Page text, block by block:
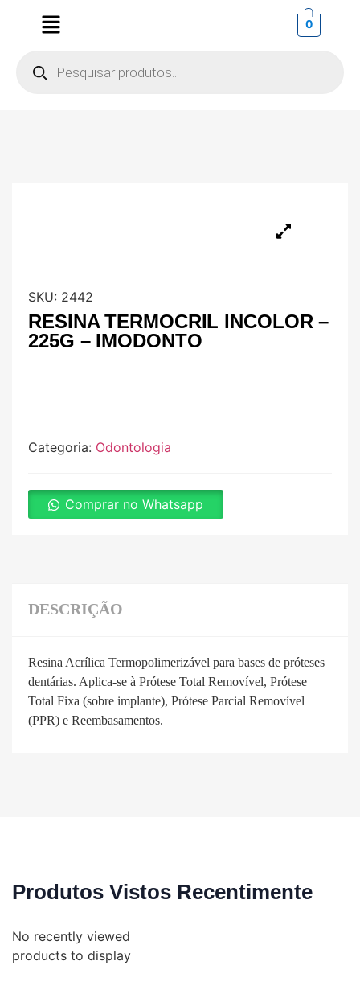
0
SKU: 2442
RESINA TERMOCRIL INCOLOR –
225G – IMODONTO
Categoria: Odontologia
Comprar no Whatsapp
DESCRIÇÃO
Resina Acrílica Termopolimerizável para bases de próteses
dentárias. Aplica-se à Prótese Total Removível, Prótese
Total Fixa (sobre implante), Prótese Parcial Removível
(PPR) e Reembasamentos.
Produtos Vistos Recentimente
No recently viewed
products to display